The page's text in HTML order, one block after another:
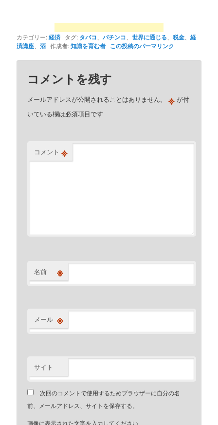
カテゴリー:経済 タグ: タバコ 、パチンコ 、世界に通じる 、税金 、経
済講座 、酒 作成者:知識を育む者 この投稿のパーマリンク
コメントを残す
メールアドレスが公開されることはありません。 ※ が付
いている欄は必須項目です
コメント ※
名前 ※
メール ※
サイト
次回のコメントで使用するためブラウザーに自分の名
前、メールアドレス、サイトを保存する。
画像に表示された文字を入力してください